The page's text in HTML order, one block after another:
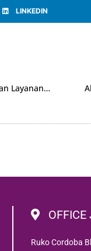
LINKEDIN
Berbagai Manfaat Menggunakan Jasa Kirim dari China dengan Layanan Forwarding
Ruko Cordoba